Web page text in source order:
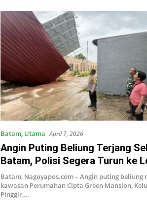
Batam, Utama April 7, 2026
Angin Puting Beliung Terjang
Batam, Polisi Segera Turun ke
Batam, Nagoyapos.com – Angin puting beliung
kawasan Perumahan Cipta Green Mansion,
Pinggir,…